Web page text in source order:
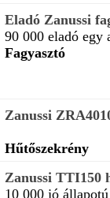
Eladó Zanussi
90 000 eladó egy
Fagyasztó
Zanussi
Hűtőszekrény
Zanussi TTI150
10 000 jó